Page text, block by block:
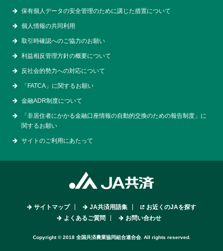
保有個人データの安全管理のために講じた措置について
個人情報の共同利用
取引時確認へのご協力のお願い
利益相反管理方針の概要について
反社会的勢力への対応について
「FATCA」に関するお願い
金融ADR制度について
「非居住者にかかる金融口座情報の自動的交換のための報告制度」に
関するお願い
サイトのご利用にあたって
サイトマップ JA共済用語集
お近くのJAを探す
よくあるご質問
お問い合わせ
Copyright © 2018 全国共済農業協同組合連合会. All rights reserved.